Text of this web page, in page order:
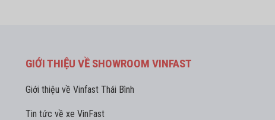
GIỚI THIỆU VỀ SHOWROOM VINFAST
Giới thiệu về Vinfast Thái Bình
Tin tức về xe VinFast